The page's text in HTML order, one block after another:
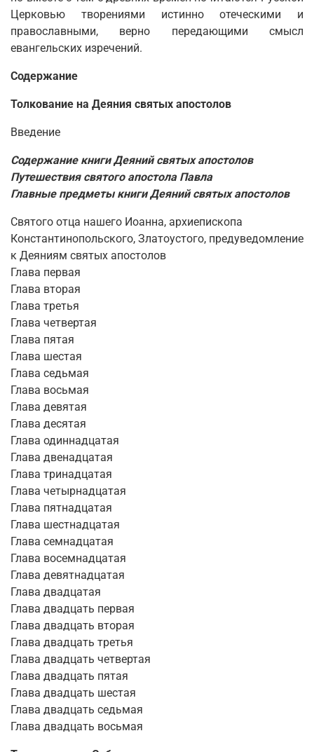
Церковью творениями истинно отеческими и
православными, верно передающими смысл
евангельских изречений.
Содержание
Толкование на Деяния святых апостолов
Введение
Содержание книги Деяний святых апостолов
Путешествия святого апостола Павла
Главные предметы книги Деяний святых апостолов
Святого отца нашего Иоанна, архиепископа
Константинопольского, Златоустого, предуведомление
к Деяниям святых апостолов
Глава первая
Глава вторая
Глава третья
Глава четвертая
Глава пятая
Глава шестая
Глава седьмая
Глава восьмая
Глава девятая
Глава десятая
Глава одиннадцатая
Глава двенадцатая
Глава тринадцатая
Глава четырнадцатая
Глава пятнадцатая
Глава шестнадцатая
Глава семнадцатая
Глава восемнадцатая
Глава девятнадцатая
Глава двадцатая
Глава двадцать первая
Глава двадцать вторая
Глава двадцать третья
Глава двадцать четвертая
Глава двадцать пятая
Глава двадцать шестая
Глава двадцать седьмая
Глава двадцать восьмая